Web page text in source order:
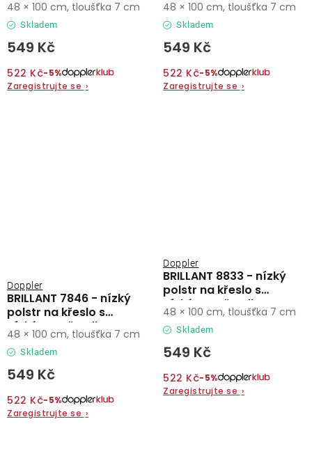
Skladem
549 Kč
522 Kč−5%
Zaregistrujte se ›
48 × 100 cm, tloušťka 7 cm
Skladem
549 Kč
522 Kč−5%
Zaregistrujte se ›
48 × 100 cm, tloušťka 7 cm
BRILLANT 7846 - nízký
polstr na křeslo s
nízkým opěradlem
Doppler
Skladem
549 Kč
522 Kč−5%
Zaregistrujte se ›
48 × 100 cm, tloušťka 7 cm
BRILLANT 8833 - nízký
polstr na křeslo s
nízkým opěradlem
Doppler
Skladem
549 Kč
522 Kč−5%
Zaregistrujte se ›
48 × 100 cm, tloušťka 7 cm